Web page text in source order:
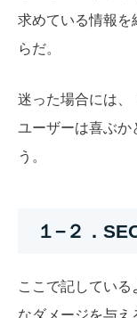
求めている情報を
らだ。
迷った場合には、
ユーザーは喜ぶか
う。
１−２．
ここで記している